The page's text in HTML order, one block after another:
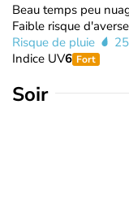
Beau temps peu
Faible risque
Risque de pluie
Indice UV6 Fort
Soir